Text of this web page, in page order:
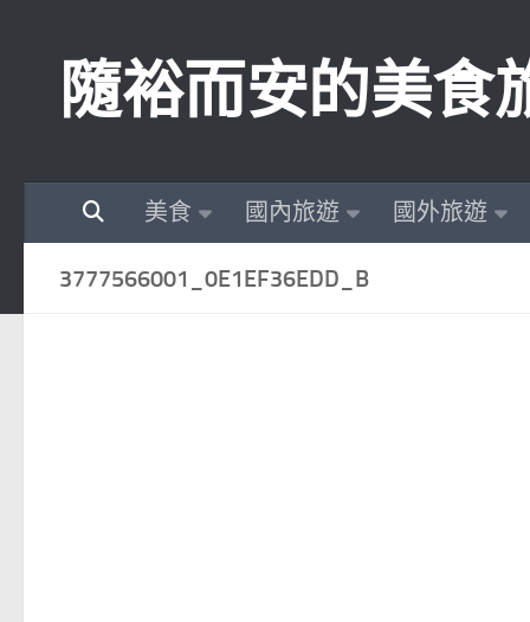
隨裕而安的美食
美食 國內旅遊 國外旅遊
3777566001_0E1EF36EDD_B